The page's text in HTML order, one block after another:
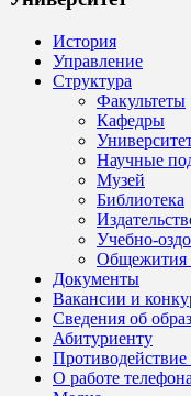
История
Управление
Структура
Факультеты
Кафедры
Научные
Музей
Библиотека
Учебно-
Общежития
Документы
Вакансии и
Сведения об
Абитуриенту
О работе